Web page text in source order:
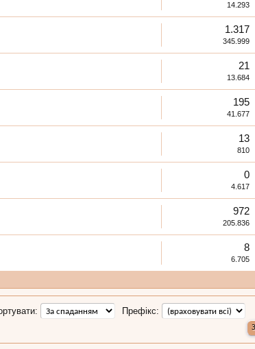
14.293
1.317
345.999
21
13.684
195
41.677
13
810
0
4.617
972
205.836
8
6.705
Префікс: